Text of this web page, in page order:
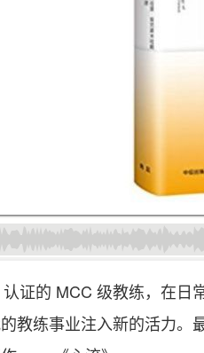
证的 MCC 级教练，在日
教练事业注入新的活力